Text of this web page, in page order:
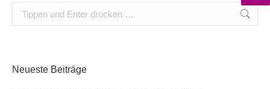
Suchen:
Neueste Beiträge